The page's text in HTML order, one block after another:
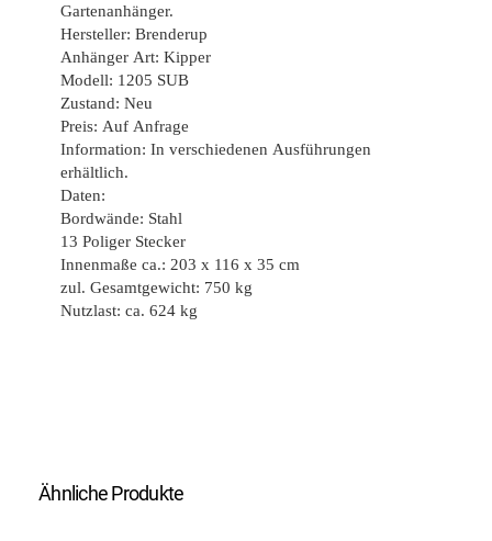
Gartenanhänger.
Hersteller: Brenderup
Anhänger Art: Kipper
Modell: 1205 SUB
Zustand: Neu
Preis: Auf Anfrage
Information: In verschiedenen Ausführungen
erhältlich.
Daten:
Bordwände: Stahl
13 Poliger Stecker
Innenmaße ca.: 203 x 116 x 35 cm
zul. Gesamtgewicht: 750 kg
Nutzlast: ca. 624 kg
Ähnliche Produkte